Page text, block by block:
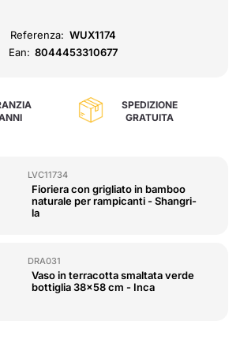
Referenza: WUX1174
Ean: 8044453310677
SPEDIZIONE
GRATUITA
LVC11734
Fioriera con grigliato in bamboo
naturale per rampicanti - Shangri-
la
DRA031
Vaso in terracotta smaltata verde
bottiglia 38x58 cm - Inca